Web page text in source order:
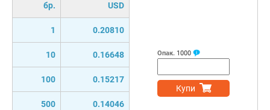
бр. USD
1 0.20810
10 0.16648
100 0.15217
500 0.14046
Опак. 1000
Купи